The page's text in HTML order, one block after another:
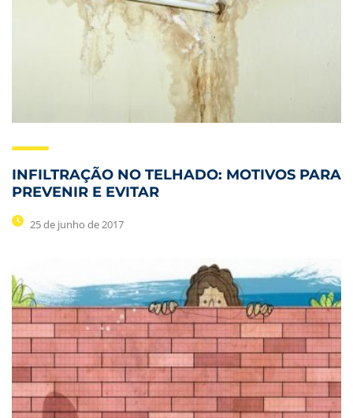
INFILTRAÇÃO NO TELHADO: MOTIVOS PARA
PREVENIR E EVITAR
25 de junho de 2017